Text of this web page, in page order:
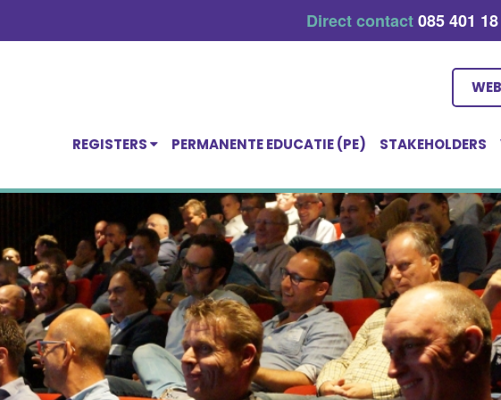
Direct contact085 401
REGISTERS PERMANENTE EDUCATIE (PE) STAKEHOLDERS